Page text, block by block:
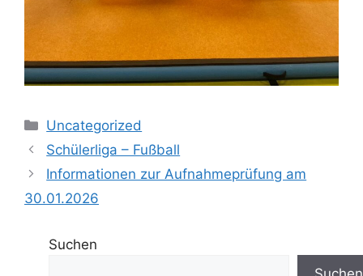
Kategorien
Uncategorized
Schülerliga – Fußball
Informationen zur Aufnahmeprüfung am
30.01.2026
Suchen